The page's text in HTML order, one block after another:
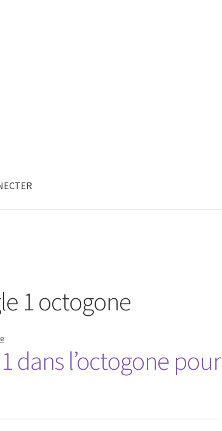
1 octogone
dans l’octogone pour